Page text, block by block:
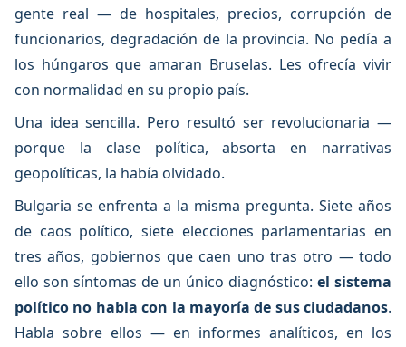
gente real — de hospitales, precios, corrupción de
funcionarios, degradación de la provincia. No pedía a
los húngaros que amaran Bruselas. Les ofrecía vivir
con normalidad en su propio país.
Una idea sencilla. Pero resultó ser revolucionaria —
porque la clase política, absorta en narrativas
geopolíticas, la había olvidado.
Bulgaria se enfrenta a la misma pregunta. Siete años
de caos político, siete elecciones parlamentarias en
tres años, gobiernos que caen uno tras otro — todo
ello son síntomas de un único diagnóstico: el sistema
político no habla con la mayoría de sus ciudadanos.
Habla sobre ellos — en informes analíticos, en los